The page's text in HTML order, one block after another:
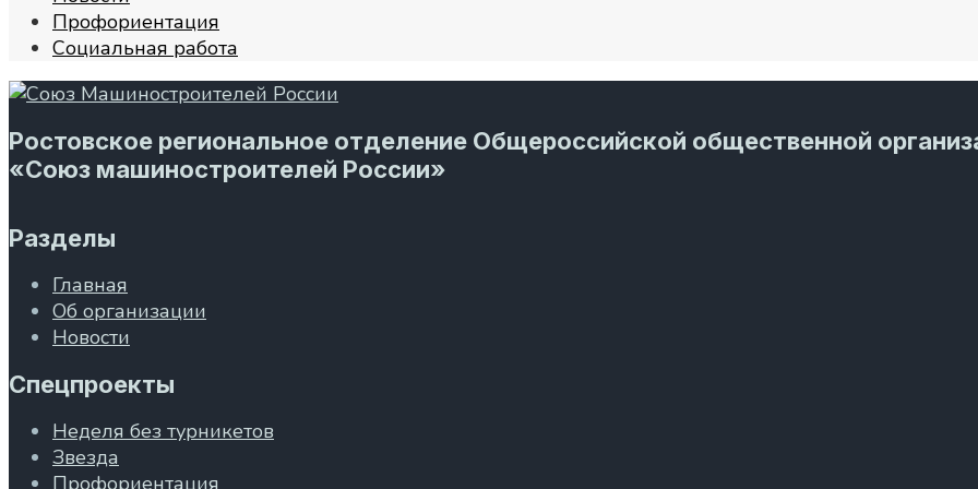
Профориентация
Социальная работа
Ростовское региональное отделение Общероссийской общественной
«Союз машиностроителей России»
Разделы
Главная
Об организации
Новости
Спецпроекты
Неделя без турникетов
Звезда